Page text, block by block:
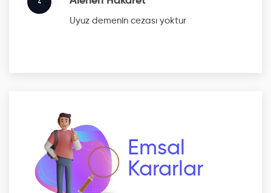
4
Uyuz demenin cezası yoktur
Emsal
Kararlar